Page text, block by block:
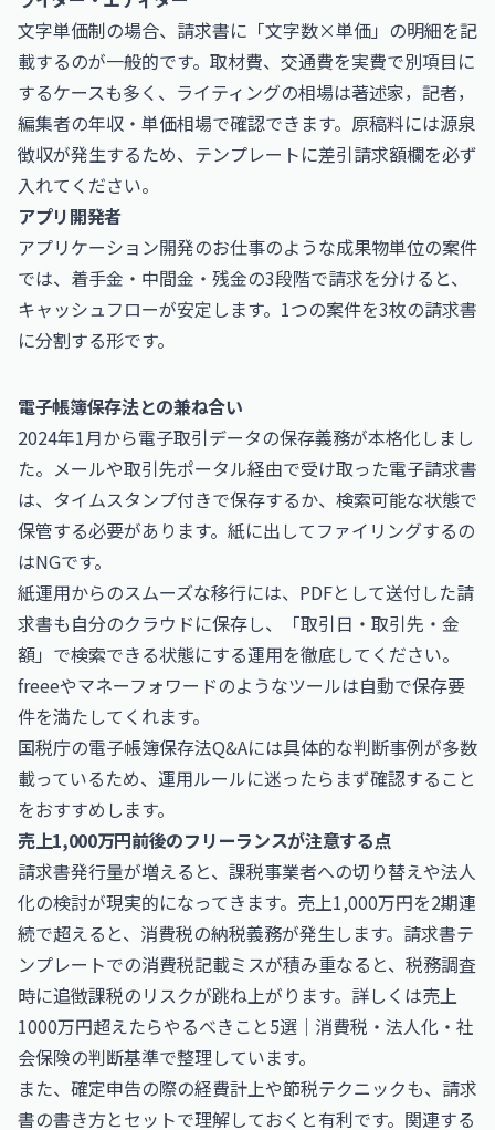
文字単価制の場合、請求書に「文字数×単価」の明細を記
載するのが一般的です。取材費、交通費を実費で別項目に
するケースも多く、ライティングの相場は著述家，記者，
編集者の年収・単価相場で確認できます。原稿料には源泉
徴収が発生するため、テンプレートに差引請求額欄を必ず
入れてください。
アプリ開発者
アプリケーション開発のお仕事のような成果物単位の案件
では、着手金・中間金・残金の3段階で請求を分けると、
キャッシュフローが安定します。1つの案件を3枚の請求書
に分割する形です。
電子帳簿保存法との兼ね合い
2024年1月から電子取引データの保存義務が本格化しまし
た。メールや取引先ポータル経由で受け取った電子請求書
は、タイムスタンプ付きで保存するか、検索可能な状態で
保管する必要があります。紙に出してファイリングするの
はNGです。
紙運用からのスムーズな移行には、PDFとして送付した請
求書も自分のクラウドに保存し、「取引日・取引先・金
額」で検索できる状態にする運用を徹底してください。
freeeやマネーフォワードのようなツールは自動で保存要
件を満たしてくれます。
国税庁の電子帳簿保存法Q&Aには具体的な判断事例が多数
載っているため、運用ルールに迷ったらまず確認すること
をおすすめします。
売上1,000万円前後のフリーランスが注意する点
請求書発行量が増えると、課税事業者への切り替えや法人
化の検討が現実的になってきます。売上1,000万円を2期連
続で超えると、消費税の納税義務が発生します。請求書テ
ンプレートでの消費税記載ミスが積み重なると、税務調査
時に追徴課税のリスクが跳ね上がります。詳しくは売上
1000万円超えたらやるべきこと5選｜消費税・法人化・社
会保険の判断基準で整理しています。
また、確定申告の際の経費計上や節税テクニックも、請求
書の書き方とセットで理解しておくと有利です。関連する